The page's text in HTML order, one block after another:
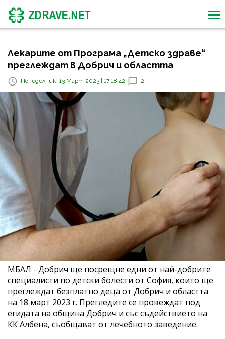
Лекарите от Програма „Детско здраве“
преглеждат в Добрич и областта
Понеделник, 13 Март 2023 | 17:18:42 2
МБАЛ - Добрич ще посрещне едни от най-добрите
специалисти по детски болести от София, които ще
преглеждат безплатно деца от Добрич и областта
на 18 март 2023 г. Прегледите се провеждат под
егидата на община Добрич и със съдействието на
КК Албена, съобщават от лечебното заведение.